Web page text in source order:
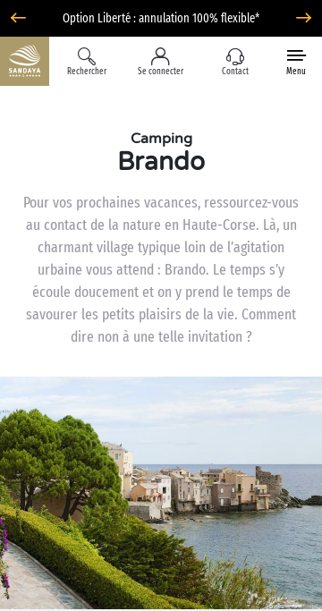
Option Liberté : annulation 100% flexible*
Rechercher Se connecter Contact Menu
Camping
Brando
Pour vos prochaines vacances, ressourcez-vous
au contact de la nature en Haute-Corse. Là, un
charmant village typique loin de l’agitation
urbaine vous attend : Brando. Le temps s’y
écoule doucement et on y prend le temps de
savourer les petits plaisirs de la vie. Comment
dire non à une telle invitation ?